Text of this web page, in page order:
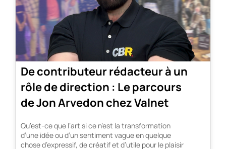
De contributeur rédacteur à un
rôle de direction : Le parcours
de Jon Arvedon chez Valnet
Qu’est-ce que l’art si ce n’est la transformation
d’une idée ou d’un sentiment vague en quelque
chose d’expressif, de créatif et d’utile pour le plaisir